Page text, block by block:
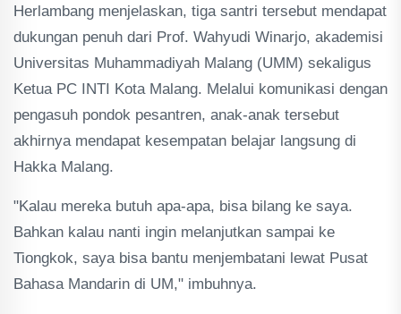
Herlambang menjelaskan, tiga santri tersebut mendapat
dukungan penuh dari Prof. Wahyudi Winarjo, akademisi
Universitas Muhammadiyah Malang (UMM) sekaligus
Ketua PC INTI Kota Malang. Melalui komunikasi dengan
pengasuh pondok pesantren, anak-anak tersebut
akhirnya mendapat kesempatan belajar langsung di
Hakka Malang.
"Kalau mereka butuh apa-apa, bisa bilang ke saya.
Bahkan kalau nanti ingin melanjutkan sampai ke
Tiongkok, saya bisa bantu menjembatani lewat Pusat
Bahasa Mandarin di UM," imbuhnya.